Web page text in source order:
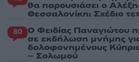
θα παρουσιάσει ο
Θεσσαλονίκη: Σχέδιο
80 Ο Φειδίας Παναγιώτου
σε εκδήλωση μνήμης
δολοφονημένους
– Σολωμού